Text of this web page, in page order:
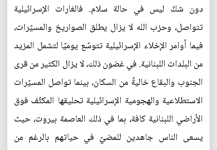
دون شكّ ليس في حالة سلام. فالغارات الإسرائيلية
تتواصل، وحزب الله لا يزال يطلق الصواريخ والمسيّرات،
فيما أوامر الإخلاء الإسرائيلية تتوسّع يوميًا لتشمل المزيد
من البلدات اللبنانية. في غضون ذلك، لا يزال الكثير من قرى
الجنوب والبقاع خاليةً من السكان، بينما تواصل المسيّرات
الاستطلاعية والهجومية الإسرائيلية تحليقها المكثّف فوق
الأراضي اللبنانية كافة، بما في ذلك العاصمة بيروت، حيث
يسعى الناس جاهدين للمضيّ في حياتهم بالرغم من